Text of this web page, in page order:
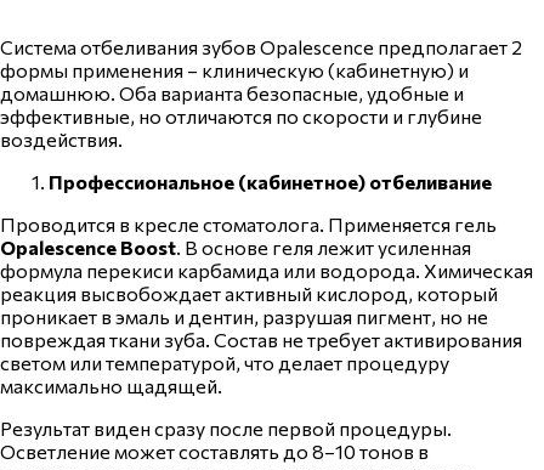
Система отбеливания зубов Opalescence предполагает 2
формы применения – клиническую (кабинетную) и
домашнюю. Оба варианта безопасные, удобные и
эффективные, но отличаются по скорости и глубине
воздействия.
Профессиональное (кабинетное) отбеливание
Проводится в кресле стоматолога . Применяется гель
Opalescence Boost В основе геля лежит усиленная
формула перекиси карбамида или водорода . Химическая
реакция высвобождает активный кислород, который
проникает в эмаль и дентин, разрушая пигмент, но не
повреждая ткани зуба. Состав не требует активирования
светом или температурой, что делает процедуру
максимально щадящей.
Результат виден сразу после первой процедуры.
Осветление может составлять до 8–10 тонов в